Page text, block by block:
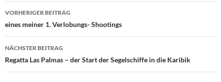
Beitrags-
Navigation
VORHERIGER BEITRAG
eines meiner 1. Verlobungs- Shootings
NÄCHSTER BEITRAG
Regatta Las Palmas – der Start der Segelschiffe in die Karibik